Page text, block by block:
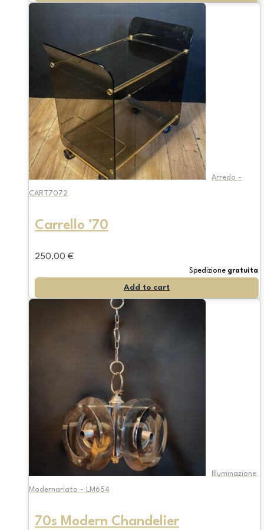
Arredo -
CART7072
Carrello ’70
250,00 €
Spedizione gratuita
Add to cart
Illuminazione
Modernariato - LM654
70s Modern Chandelier